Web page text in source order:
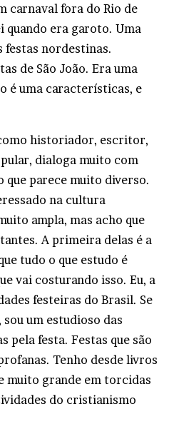
carnaval fora do Rio de
quando era garoto. Uma
festas nordestinas.
de São João. Era uma
é uma características, e
historiador, escritor,
dialoga muito com
que parece muito diverso.
na cultura
ampla, mas acho que
A primeira delas é a
tudo o que estudo é
vai costurando isso. Eu, a
festeiras do Brasil. Se
um estudioso das
pela festa. Festas que são
Tenho desde livros
muito grande em torcidas
do cristianismo